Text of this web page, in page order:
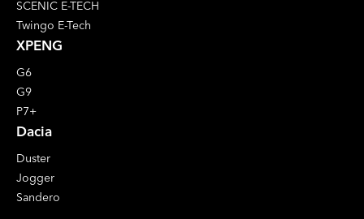
SCENIC E-TECH
Twingo E-Tech
XPENG
G6
G9
P7+
Dacia
Duster
Jogger
Sandero